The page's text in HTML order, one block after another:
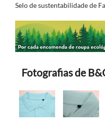
Selo de sustentabilidade de
Fotografias de